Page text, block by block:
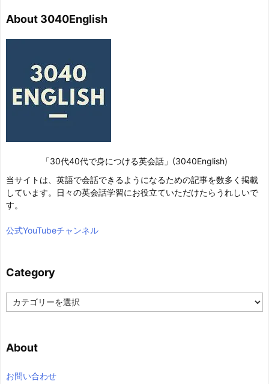
About 3040English
「30代40代で身につける英会話」(3040English)
当サイトは、英語で会話できるようになるための記事を数多く掲載
しています。日々の英会話学習にお役立ていただけたらうれしいで
す。
公式YouTubeチャンネル
Category
a
g
r
About
お問い合わせ